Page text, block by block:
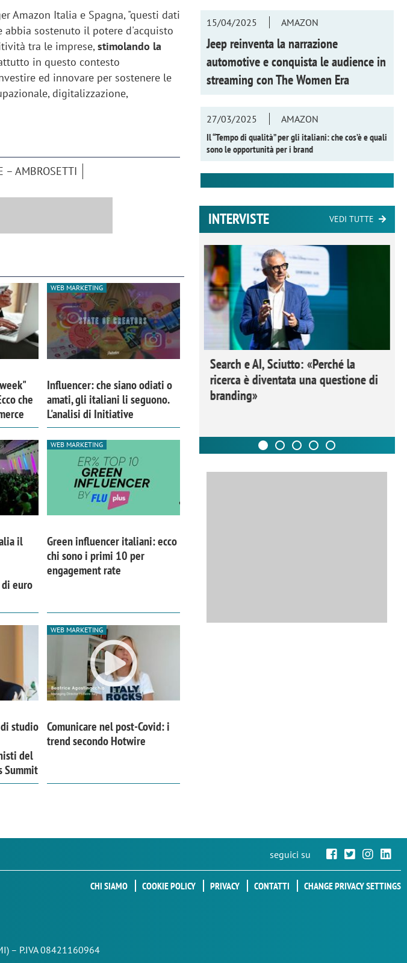
Amazon Italia e Spagna, "questi dati
abbia sostenuto il potere d'acquisto
tra le imprese,stimolando la
in questo contesto
ed innovare per sostenere le
digitalizzazione,
– AMBROSETTI
che
WEB MARKETING
Influencer: che siano odiati o
amati, gli italiani li seguono.
L'analisi di Initiative
il
euro
WEB MARKETING
Green influencer italiani: ecco
chi sono i primi 10 per
engagement rate
studio
del
Summit
WEB MARKETING
Comunicare nel post-Covid: i
trend secondo Hotwire
15/04/2025 AMAZON
Jeep reinventa la narrazione
automotive e conquista le audience in
streaming conThe Women Era
27/03/2025
AMAZON
Il “Tempo di qualità” per gli italiani: che cos’è e quali
sono le opportunità per i brand
INTERVISTE VEDI TUTTE
Ricerche di mercato. Neri, Ipsos
Doxa: «Non basta più descrivere i
fenomeni: bisogna comprenderli e
tradurli in azioni»
Search e AI, Sciutto: «Perché la
ricerca è diventata una questione di
branding»
seguici su
CHI SIAMO COOKIE POLICY PRIVACY CONTATTI CHANGE PRIVACY SETTINGS
– P.IVA 08421160964